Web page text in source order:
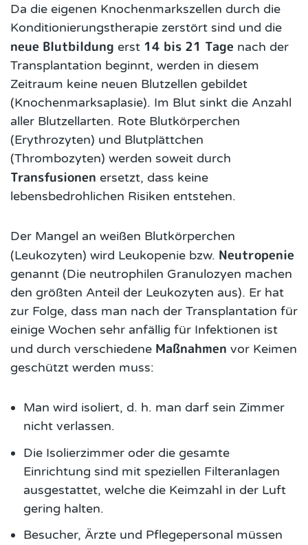
Da die eigenen Knochenmarkszellen durch die
Konditionierungstherapie zerstört sind und die
neue Blutbildung erst 14 bis 21 Tage nach der
Transplantation beginnt, werden in diesem
Zeitraum keine neuen Blutzellen gebildet
(Knochenmarksaplasie). Im Blut sinkt die Anzahl
aller Blutzellarten. Rote Blutkörperchen
(Erythrozyten) und Blutplättchen
(Thrombozyten) werden soweit durch
Transfusionen ersetzt, dass keine
lebensbedrohlichen Risiken entstehen.
Der Mangel an weißen Blutkörperchen
(Leukozyten) wird Leukopenie bzw. Neutropenie
genannt (Die neutrophilen Granulozyen machen
den größten Anteil der Leukozyten aus). Er hat
zur Folge, dass man nach der Transplantation für
einige Wochen sehr anfällig für Infektionen ist
und durch verschiedene Maßnahmen vor Keimen
geschützt werden muss:
Man wird isoliert, d. h. man darf sein Zimmer
nicht verlassen.
Die Isolierzimmer oder die gesamte
Einrichtung sind mit speziellen Filteranlagen
ausgestattet, welche die Keimzahl in der Luft
gering halten.
Besucher, Ärzte und Pflegepersonal müssen